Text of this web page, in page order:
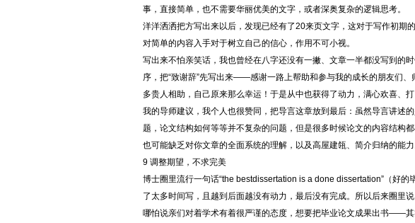
事，直接简单，也不需要华丽优美的文字，或者深奥复杂的逻辑思考。
洋洋洒洒把方写出来以后，发现已经有了20来页文字，这对于写作初期
对简单的内容入手对于树立自己的信心，作用不可小视。
写出来不怕亲笑话，我也曾经在八字还没有一撇、文章一半都没写到
序，把“致谢辞”先写出来——感谢一路上帮助和参与我的成长的朋友们
多贵人相助，自己原来那么幸运！于是从中也获得了动力，满心欢喜、
我的导师建议，我个人也很赞同，把导言这章放到最后：虽然导言讲述
题，论文结构如何等等并不复杂的问题，但是很多时候论文的内容结构
也可能缺乏对你文章的全面系统的理解，以及高屋建瓴、简介归纳的能力
9 调整期望，不求完美
博士圈里流行一句话“the bestdissertation is a done dissertation”（好
了太多时间写，且越到后面越没有动力，最后没有完成。所以后来圈里
哪怕说亲们对着学术有着很严谨的态度，想要把毕业论文成果出书——